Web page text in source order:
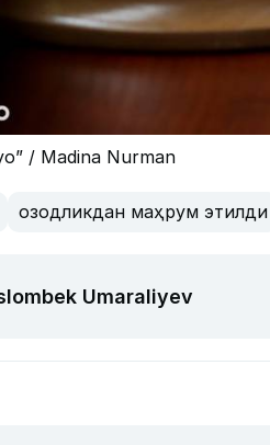
/ Madina Nurman
озодликдан маҳрум этилди
Umaraliyev